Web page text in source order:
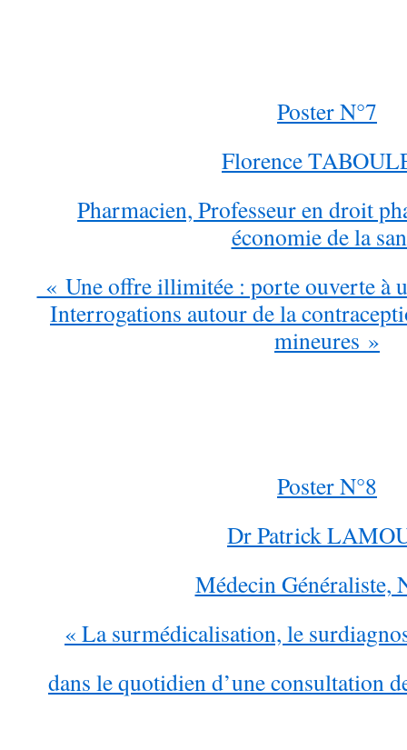
Poster N°7
Florence
Pharmacien, Professeur en droit
économie de la
« Une offre illimitée : porte ouverte à
Interrogations autour de la
mineures »
Poster N°8
Dr Patrick
Médecin Généraliste,
« La surmédicalisation, le
dans le quotidien d’une consultation